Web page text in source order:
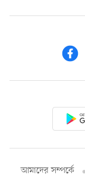
আমাদের সম্পর্কে